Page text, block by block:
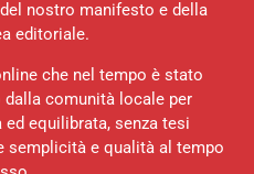
nostro manifesto e della
editoriale.
che nel tempo è stato
comunità locale per
ed equilibrata, senza tesi
semplicità e qualità al tempo